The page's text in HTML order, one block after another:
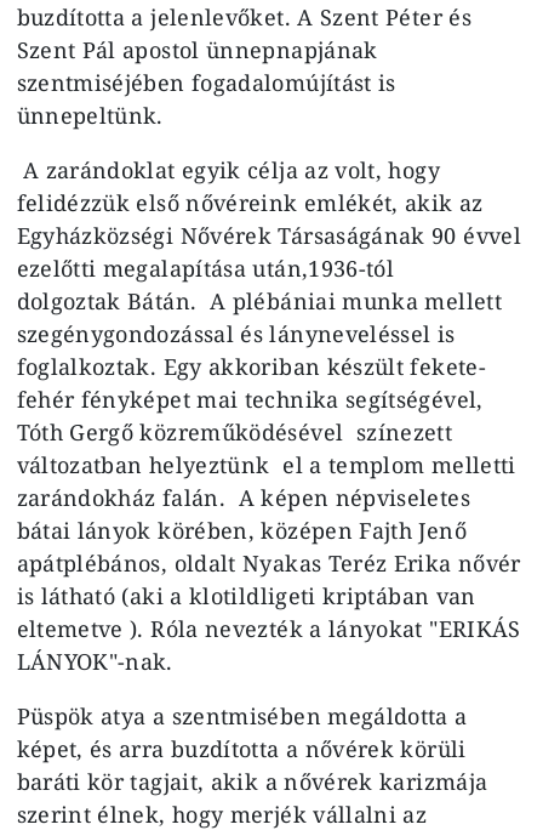
buzdította a jelenlevőket. A Szent Péter és
Szent Pál apostol ünnepnapjának
szentmiséjében fogadalomújítást is
ünnepeltünk.
A zarándoklat egyik célja az volt, hogy
felidézzük első nővéreink emlékét, akik az
Egyházközségi Nővérek Társaságának 90 évvel
ezelőtti megalapítása után,1936-tól
dolgoztak Bátán. A plébániai munka mellett
szegénygondozással és lányneveléssel is
foglalkoztak. Egy akkoriban készült fekete-
fehér fényképet mai technika segítségével,
Tóth Gergő közreműködésével színezett
változatban helyeztünk el a templom melletti
zarándokház falán. A képen népviseletes
bátai lányok körében, középen Fajth Jenő
apátplébános, oldalt Nyakas Teréz Erika nővér
is látható (aki a klotildligeti kriptában van
eltemetve ). Róla nevezték a lányokat "ERIKÁS
LÁNYOK"-nak.
Püspök atya a szentmisében megáldotta a
képet, és arra buzdította a nővérek körüli
baráti kör tagjait, akik a nővérek karizmája
szerint élnek, hogy merjék vállalni az